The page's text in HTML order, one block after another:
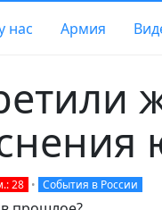
нас Армия
28 • События в России